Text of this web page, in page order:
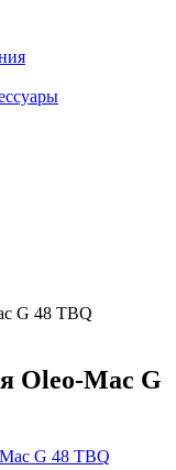
G 48 TBQ
Oleo-Mac G